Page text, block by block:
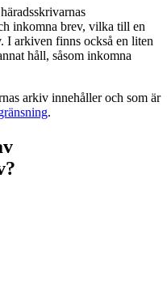
inkomna brev, vilka till en
I arkiven finns också en liten
håll, såsom inkomna
arkiv innehåller och som är
.